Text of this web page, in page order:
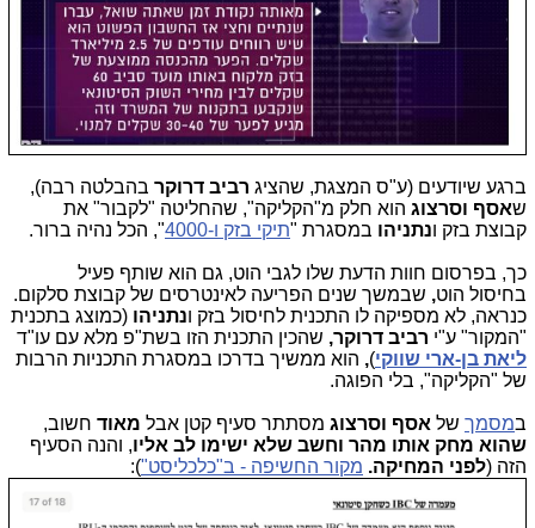
ברגע שיודעים (ע"ס המצגת, שהציג רביב דרוקר בהבלטה רבה),
שאסף וסרצוג הוא חלק מ"הקליקה", שהחליטה "לקבור" את
קבוצת בזק ונתניהו במסגרת "תיקי בזק ו-4000 ", הכל נהיה ברור.
כך, בפרסום חוות הדעת שלו לגבי הוט, גם הוא שותף פעיל
בחיסול הוט, שבמשך שנים הפריעה לאינטרסים של קבוצת סלקום.
כנראה, לא מספיקה לו התכנית לחיסול בזק ונתניהו (כמוצג בתכנית
"המקור" ע"י רביב דרוקר, שהכין התכנית הזו בשת"פ מלא עם עו"ד
ליאת בן-ארי שווקי)
, הוא ממשיך בדרכו במסגרת התכניות הרבות
של "הקליקה", בלי הפוגה.
במסמך של אסף וסרצוג מסתתר סעיף קטן אבל מאוד חשוב,
שהוא מחק אותו מהר וחשב שלא ישימו לב אליו, והנה הסעיף
הזה (לפני המחיקה. מקור החשיפה - ב"כלכליסט"):